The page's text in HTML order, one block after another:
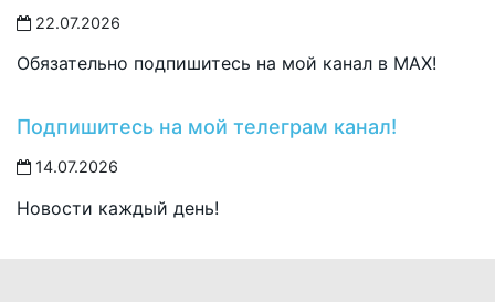
22.07.2026
Обязательно подпишитесь на мой канал в MAX!
Подпишитесь на мой телеграм канал!
14.07.2026
Новости каждый день!